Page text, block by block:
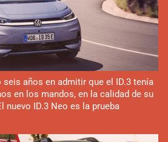
años en admitir que el ID.3 tenía
en los mandos, en la calidad de su
nuevo ID.3 Neo es la prueba